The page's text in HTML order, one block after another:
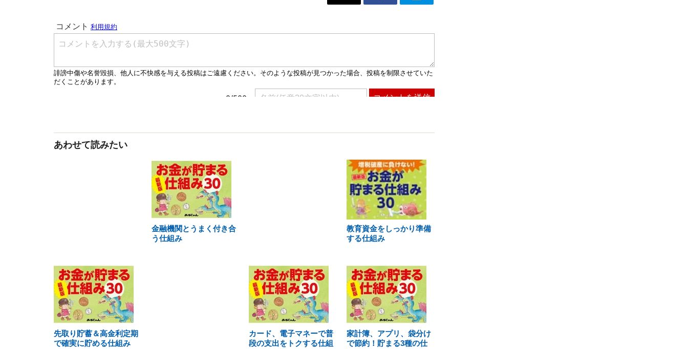
あわせて読みたい
金融機関とうまく付き合
う仕組み
教育資金をしっかり準備
する仕組み
先取り貯蓄＆高金利定期
で確実に貯める仕組み
カード、電子マネーで普
段の支出をトクする仕組
家計簿、アプリ、袋分け
で節約！貯まる3種の仕